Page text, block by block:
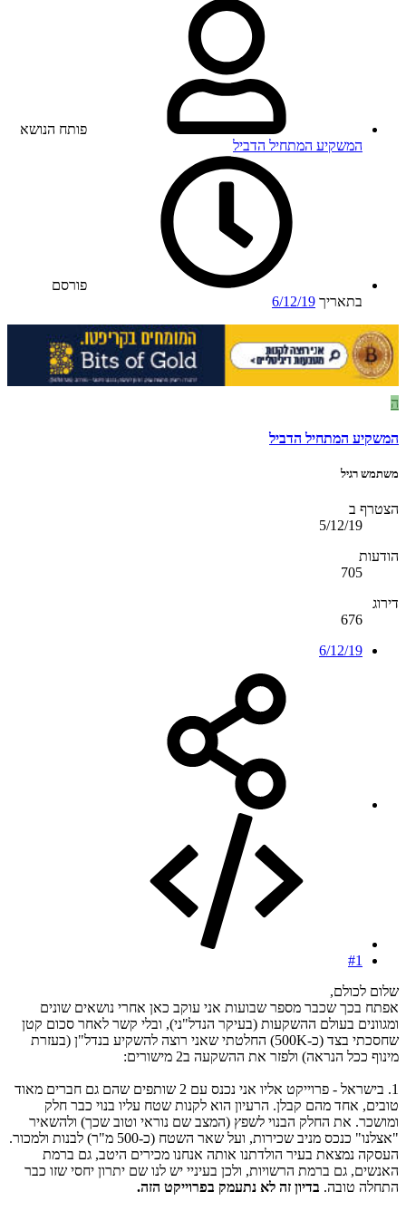
פותח הנושא
המשקיע המתחיל הדביל
פורסם
בתאריך 6/12/19
ה
המשקיע המתחיל הדביל
משתמש רגיל
הצטרף ב
5/12/19
הודעות
705
דירוג
676
6/12/19
#1
שלום לכולם,
אפתח בכך שכבר מספר שבועות אני עוקב כאן אחרי נושאים שונים
ומגוונים בעולם ההשקעות (בעיקר הנדל"ני), ובלי קשר לאחר סכום קטן
שחסכתי בצד (כ-500K) החלטתי שאני רוצה להשקיע בנדל"ן (בעזרת
מינוף ככל הנראה) ולפזר את ההשקעה ב2 מישורים:
1. בישראל - פרוייקט אליו אני נכנס עם 2 שותפים שהם גם חברים מאוד
טובים, אחד מהם קבלן. הרעיון הוא לקנות שטח עליו בנוי כבר חלק
ומושכר. את החלק הבנוי לשפץ (המצב שם נוראי וטוב שכך) ולהשאיר
"אצלנו" כנכס מניב שכירות, ועל שאר השטח (כ-500 מ"ר) לבנות ולמכור.
העסקה נמצאת בעיר הולדתנו אותה אנחנו מכירים היטב, גם ברמת
האנשים, גם ברמת הרשויות, ולכן בעיניי יש לנו שם יתרון יחסי שזו כבר
התחלה טובה. בדיון זה לא נתעמק בפרוייקט הזה.